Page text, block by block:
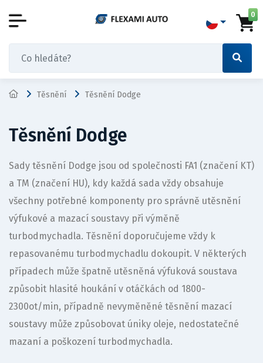
0
Těsnění Těsnění Dodge
Těsnění Dodge
Sady těsnění Dodge jsou od společnosti FA1 (značení KT)
a TM (značení HU), kdy každá sada vždy obsahuje
všechny potřebné komponenty pro správně utěsnění
výfukové a mazací soustavy při výměně
turbodmychadla. Těsnění doporučujeme vždy k
repasovanému turbodmychadlu dokoupit. V některých
případech může špatně utěsněná výfuková soustava
způsobit hlasité houkání v otáčkách od 1800-
2300ot/min, případně nevyměněné těsnění mazací
soustavy může způsobovat úniky oleje, nedostatečné
mazaní a poškození turbodmychadla.